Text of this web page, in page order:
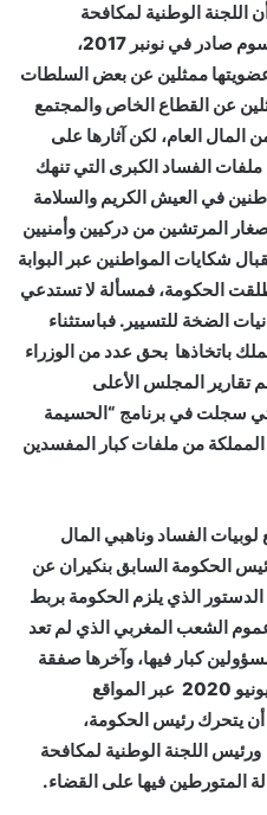
اللجنة الوطنية لمكافحة
الفساد التي تم إحداثها بموجب مرسوم صادر في نونبر 2017،
ممثلين عن بعض السلطات
عن القطاع الخاص والمجتمع
المال العام، لكن آثارها على
الفساد الكبرى التي تنهك
في العيش الكريم والسلامة
المرتشين من دركيين وأمنيين
شكايات المواطنين عبر البوابة
الحكومة، فمسألة لا تستدعي
الضخة للتسيير. فباستثناء
باتخاذها بحق عدد من الوزراء
تقارير المجلس الأعلى
سجلت في برنامج “الحسيمة
من ملفات كبار المفسدين
الفساد وناهبي المال
الحكومة السابق بنكيران عن
الذي يلزم الحكومة بربط
الشعب المغربي الذي لم تعد
كبار فيها، وآخرها صفقة
تحاليل كورونا التي تفجرت منذ 12 يونيو 2020 عبر المواقع
أن يتحرك رئيس الحكومة،
اللجنة الوطنية لمكافحة
المتورطين فيها على القضاء.